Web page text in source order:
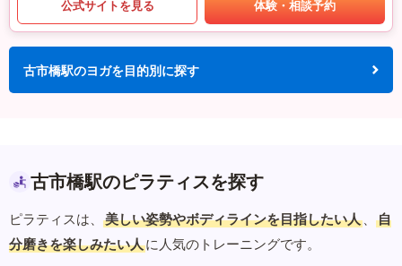
公式サイトを見る 体験・相談予約
古市橋駅のヨガを目的別に探す
古市橋駅のピラティスを探す
ピラティスは、 美しい姿勢やボディラインを目指したい人 、
自
分磨きを楽しみたい人に人気のトレーニングです。